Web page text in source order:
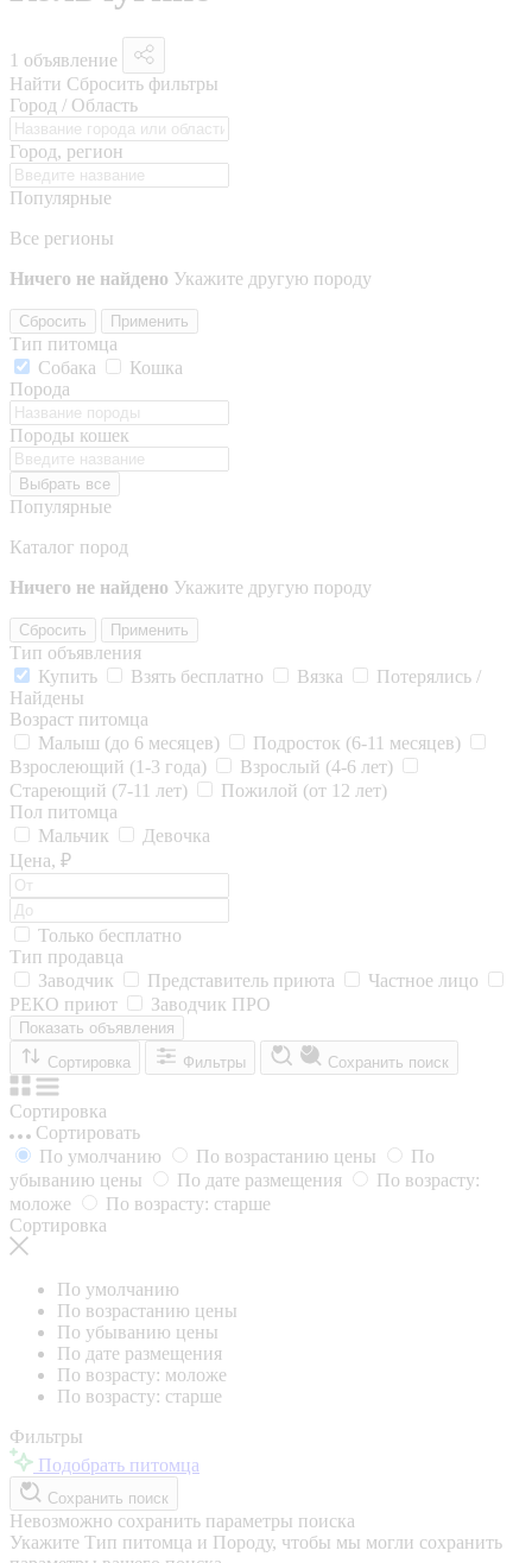
1 объявление
Найти Сбросить фильтры
Город / Область
Город, регион
Популярные
Все регионы
Ничего не найдено Укажите другую породу
Сбросить Применить
Тип питомца
Собака
Кошка
Порода
Породы кошек
Выбрать все
Популярные
Каталог пород
Ничего не найдено Укажите другую породу
Сбросить Применить
Тип объявления
Купить
Взять бесплатно Вязка
Потерялись /
Найдены
Возраст питомца
Малыш (до 6 месяцев)
Подросток (6-11 месяцев)
Взрослеющий (1-3 года)
Взрослый (4-6 лет)
Стареющий (7-11 лет)
Пожилой (от 12 лет)
Пол питомца
Мальчик
Девочка
Цена, ₽
Только бесплатно
Тип продавца
Заводчик
Представитель приюта
Частное лицо
РЕКО приют
Заводчик ПРО
Показать объявления
Сортировка
Фильтры Сохранить поиск
Сортировка
Сортировать
По умолчанию
По возрастанию цены
По
убыванию цены
По дате размещения
По возрасту:
моложе
По возрасту: старше
Сортировка
По умолчанию
По возрастанию цены
По убыванию цены
По дате размещения
По возрасту: моложе
По возрасту: старше
Фильтры
Подобрать питомца
Сохранить поиск
Невозможно сохранить параметры поиска
Укажите Тип питомца и Породу, чтобы мы могли сохранить